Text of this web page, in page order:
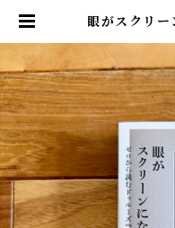
眼がスクリー
| 尾鷲市九鬼